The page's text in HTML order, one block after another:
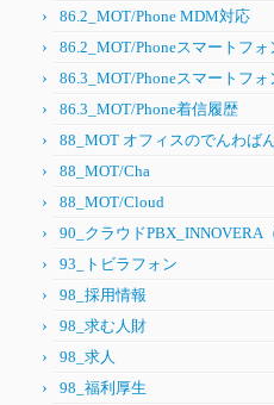
86.2_MOT/Phone MDM対応
86.2_MOT/Phoneスマートフ
86.3_MOT/Phoneスマートフォ
86.3_MOT/Phone着信履歴
88_MOT オフィスのでんわば
88_MOT/Cha
88_MOT/Cloud
90_クラウドPBX_INNOVERA
93_トビラフォン
98_採用情報
98_求む人財
98_求人
98_福利厚生